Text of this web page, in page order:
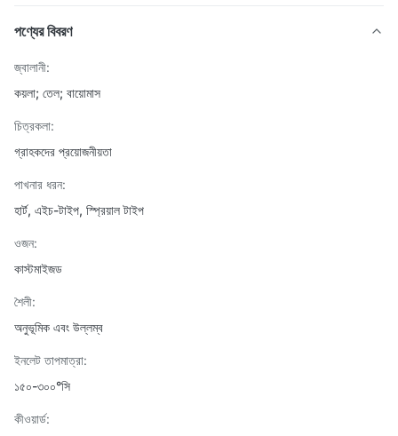
পণ্যের বিবরণ
জ্বালানী:
কয়লা; তেল; বায়োমাস
চিত্রকলা:
গ্রাহকদের প্রয়োজনীয়তা
পাখনার ধরন:
হার্ট, এইচ-টাইপ, স্প্রিয়াল টাইপ
ওজন:
কাস্টমাইজড
শৈলী:
অনুভূমিক এবং উল্লম্ব
ইনলেট তাপমাত্রা:
১৫০-৩০০°সি
কীওয়ার্ড: